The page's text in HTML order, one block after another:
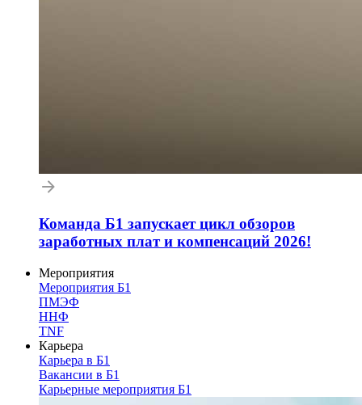
Команда Б1 запускает цикл обзоров
заработных плат и компенсаций 2026!
Мероприятия
Мероприятия Б1
ПМЭФ
ННФ
TNF
Карьера
Карьера в Б1
Вакансии в Б1
Карьерные мероприятия Б1